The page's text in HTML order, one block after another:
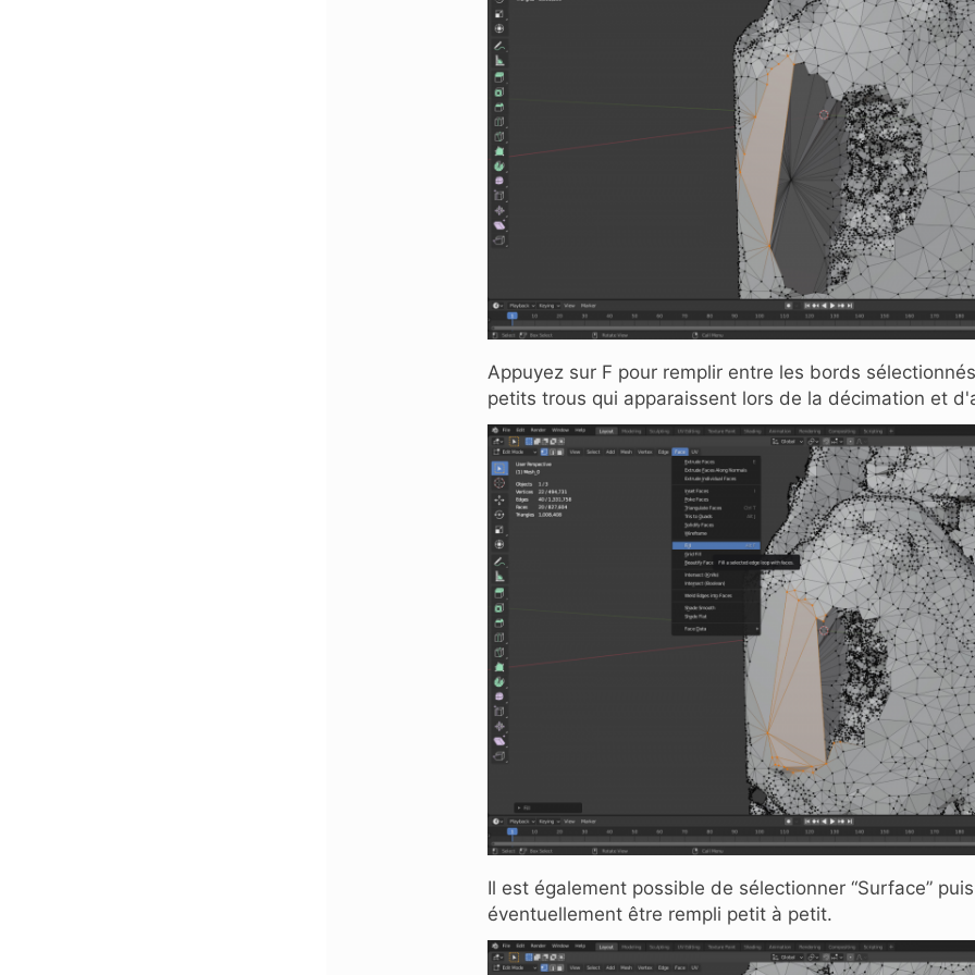
Appuyez sur F pour remplir entre les bords
petits trous qui apparaissent lors de la décimation et
Il est également possible de sélectionner “Surface”
éventuellement être rempli petit à petit.